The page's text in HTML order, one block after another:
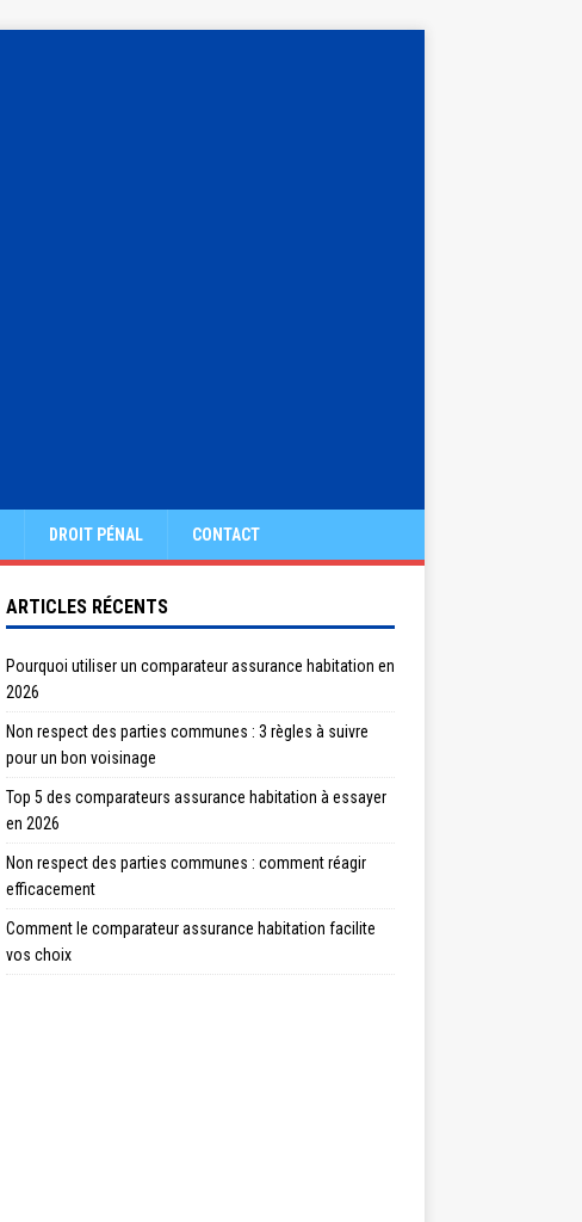
DROIT PÉNAL CONTACT
ARTICLES RÉCENTS
Pourquoi utiliser un comparateur assurance habitation en
2026
Non respect des parties communes : 3 règles à suivre
pour un bon voisinage
Top 5 des comparateurs assurance habitation à essayer
en 2026
Non respect des parties communes : comment réagir
efficacement
Comment le comparateur assurance habitation facilite
vos choix